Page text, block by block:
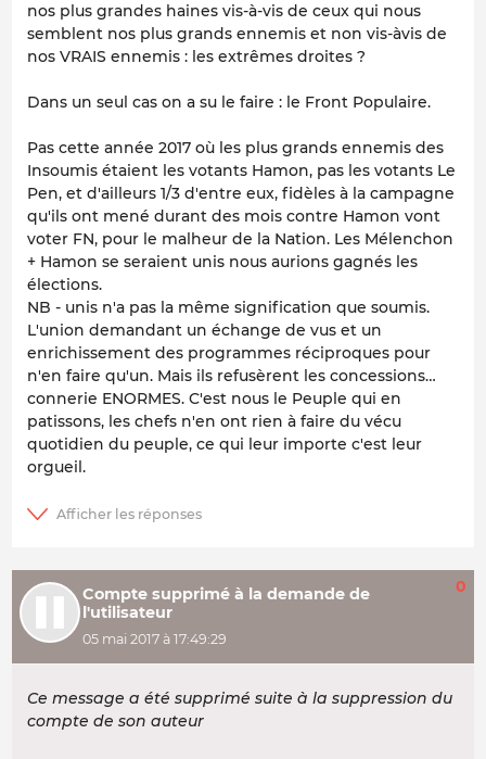
nos plus grandes haines vis-à-vis de ceux qui nous
semblent nos plus grands ennemis et non vis-àvis de
nos VRAIS ennemis : les extrêmes droites ?
Dans un seul cas on a su le faire : le Front Populaire.
Pas cette année 2017 où les plus grands ennemis des
Insoumis étaient les votants Hamon, pas les votants Le
Pen, et d'ailleurs 1/3 d'entre eux, fidèles à la campagne
qu'ils ont mené durant des mois contre Hamon vont
voter FN, pour le malheur de la Nation. Les Mélenchon
+ Hamon se seraient unis nous aurions gagnés les
élections.
NB - unis n'a pas la même signification que soumis.
L'union demandant un échange de vus et un
enrichissement des programmes réciproques pour
n'en faire qu'un. Mais ils refusèrent les concessions…
connerie ENORMES. C'est nous le Peuple qui en
patissons, les chefs n'en ont rien à faire du vécu
quotidien du peuple, ce qui leur importe c'est leur
orgueil.
Compte supprimé à la demande de
l'utilisateur
05 mai 2017 à 17:49:29
0
Ce message a été supprimé suite à la suppression du
compte de son auteur